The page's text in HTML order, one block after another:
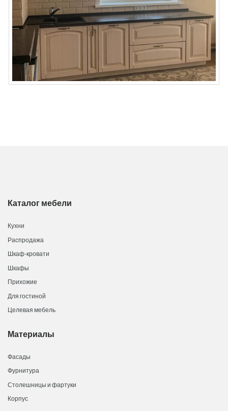
Каталог мебели
Кухни
Распродажа
Шкаф-кровати
Шкафы
Прихожие
Для гостиной
Целевая мебель
Материалы
Фасады
Фурнитура
Столешницы и фартуки
Корпус